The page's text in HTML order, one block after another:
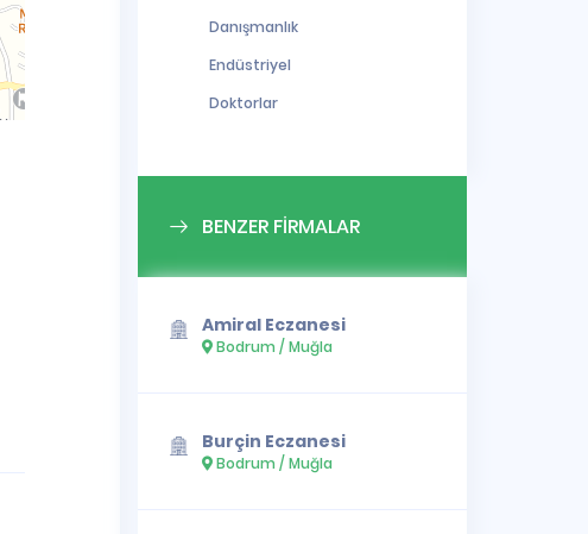
Danışmanlık
Endüstriyel
Doktorlar
BENZER FİRMALAR
Amiral Eczanesi
Bodrum / Muğla
Burçin Eczanesi
Bodrum / Muğla